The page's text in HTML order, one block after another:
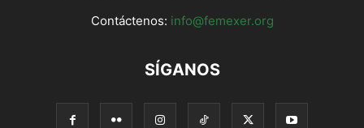
Contáctenos: info@femexer.org
SÍGANOS